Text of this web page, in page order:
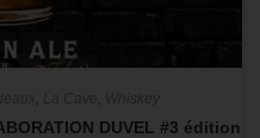
DUVEL #3 édition